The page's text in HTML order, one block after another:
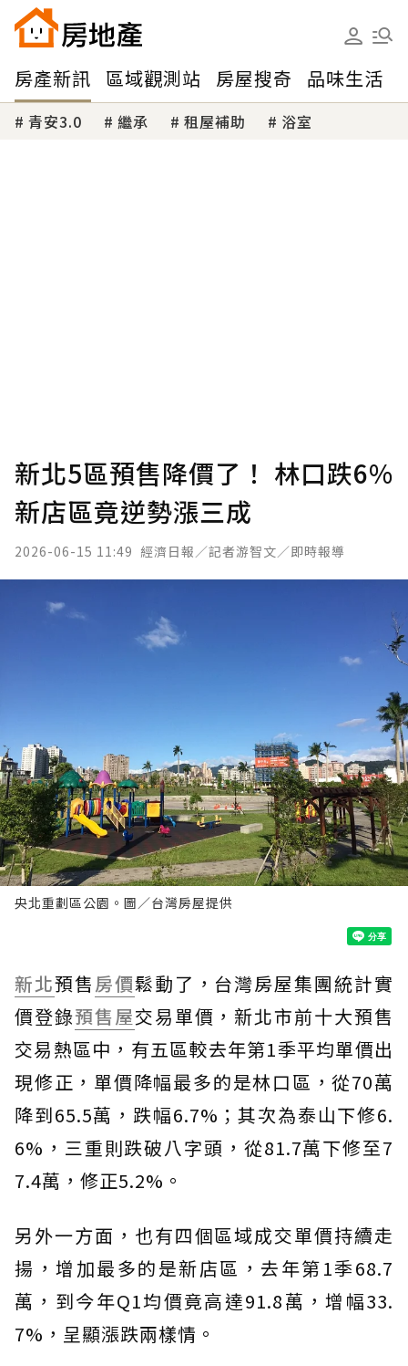
房產新訊 區域觀測站 房屋搜奇 品味生活
青安3.0 繼承 租屋補助 浴室
新北5區預售降價了！ 林口跌6%
新店區竟逆勢漲三成
2026-06-15 11:49 經濟日報／記者游智文／即時報導
央北重劃區公園。圖／台灣房屋提供
新北預售房價鬆動了，台灣房屋集團統計實
價登錄預售屋交易單價，新北市前十大預售
交易熱區中，有五區較去年第1季平均單價出
現修正，單價降幅最多的是林口區，從70萬
降到65.5萬，跌幅6.7%；其次為泰山下修6.
6%，三重則跌破八字頭，從81.7萬下修至7
7.4萬，修正5.2%。
另外一方面，也有四個區域成交單價持續走
揚，增加最多的是新店區，去年第1季68.7
萬，到今年Q1均價竟高達91.8萬，增幅33.
7%，呈顯漲跌兩樣情。